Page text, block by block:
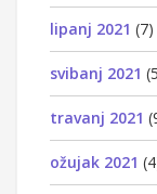
lipanj 2021 (7)
svibanj 2021
travanj 2021
ožujak 2021